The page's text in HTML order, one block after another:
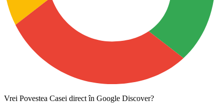
Vrei Povestea Casei direct în Google Discover?